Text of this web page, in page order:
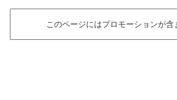
このページにはプロモーションが含